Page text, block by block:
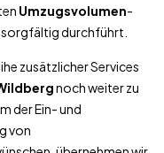
Umzugsvolumen-
durchführt.
zusätzlicher Services
noch weiter zu
der Ein- und
von